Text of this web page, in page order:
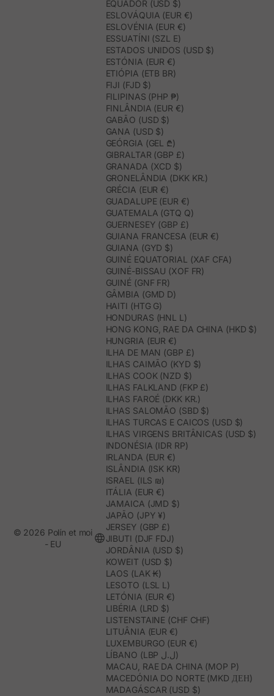
EQUADOR (USD $)
ESLOVÁQUIA (EUR €)
ESLOVÉNIA (EUR €)
ESSUATÍNI (SZL E)
ESTADOS UNIDOS (USD $)
ESTÓNIA (EUR €)
ETIÓPIA (ETB BR)
FIJI (FJD $)
FILIPINAS (PHP ₱)
FINLÂNDIA (EUR €)
GABÃO (USD $)
GANA (USD $)
GEÓRGIA (GEL ₾)
GIBRALTAR (GBP £)
GRANADA (XCD $)
GRONELÂNDIA (DKK KR.)
GRÉCIA (EUR €)
GUADALUPE (EUR €)
GUATEMALA (GTQ Q)
GUERNESEY (GBP £)
GUIANA FRANCESA (EUR €)
GUIANA (GYD $)
GUINÉ EQUATORIAL (XAF CFA)
GUINÉ-BISSAU (XOF FR)
GUINÉ (GNF FR)
GÂMBIA (GMD D)
HAITI (HTG G)
HONDURAS (HNL L)
HONG KONG, RAE DA CHINA (HKD $)
HUNGRIA (EUR €)
ILHA DE MAN (GBP £)
ILHAS CAIMÃO (KYD $)
ILHAS COOK (NZD $)
ILHAS FALKLAND (FKP £)
ILHAS FAROÉ (DKK KR.)
ILHAS SALOMÃO (SBD $)
ILHAS TURCAS E CAICOS (USD $)
ILHAS VIRGENS BRITÂNICAS (USD $)
INDONÉSIA (IDR RP)
IRLANDA (EUR €)
ISLÂNDIA (ISK KR)
ISRAEL (ILS ₪)
ITÁLIA (EUR €)
JAMAICA (JMD $)
JAPÃO (JPY ¥)
JERSEY (GBP £)
JIBUTI (DJF FDJ)
JORDÂNIA (USD $)
KOWEIT (USD $)
LAOS (LAK ₭)
LESOTO (LSL L)
LETÓNIA (EUR €)
LIBÉRIA (LRD $)
LISTENSTAINE (CHF CHF)
LITUÂNIA (EUR €)
LUXEMBURGO (EUR €)
LÍBANO (LBP ل.ل)
MACAU, RAE DA CHINA (MOP P)
MACEDÓNIA DO NORTE (MKD ДЕН)
MADAGÁSCAR (USD $)
© 2026 Polín et moi
- EU